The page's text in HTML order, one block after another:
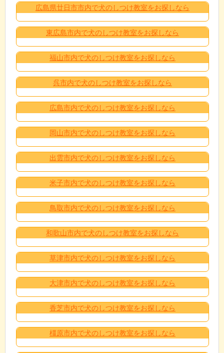
広島県廿日市市内で犬のしつけ教室をお探しなら
東広島市内で犬のしつけ教室をお探しなら
福山市内で犬のしつけ教室をお探しなら
呉市内で犬のしつけ教室をお探しなら
広島市内で犬のしつけ教室をお探しなら
岡山市内で犬のしつけ教室をお探しなら
出雲市内で犬のしつけ教室をお探しなら
米子市内で犬のしつけ教室をお探しなら
鳥取市内で犬のしつけ教室をお探しなら
和歌山市内で犬のしつけ教室をお探しなら
草津市内で犬のしつけ教室をお探しなら
大津市内で犬のしつけ教室をお探しなら
香芝市内で犬のしつけ教室をお探しなら
橿原市内で犬のしつけ教室をお探しなら